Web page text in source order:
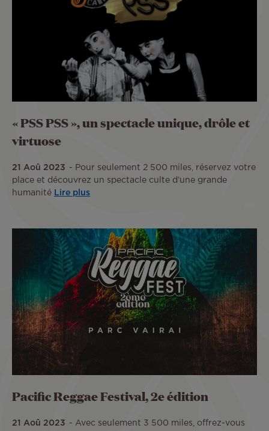
« PSS PSS », un spectacle unique, drôle et
virtuose
21 Aoû 2023
Pour seulement 2 500 miles, réservez votre
place et découvrez un spectacle culte d’une grande
humanité Lire plus
Pacific Reggae Festival, 2e édition
21 Aoû 2023
Avec seulement 3 500 miles, offrez-vous